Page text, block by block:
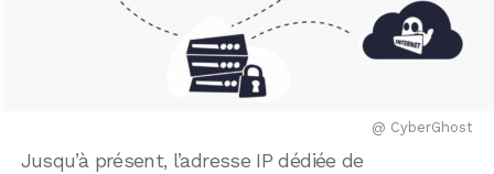
@ CyberGhost
Jusqu’à présent, l’adresse IP dédiée de